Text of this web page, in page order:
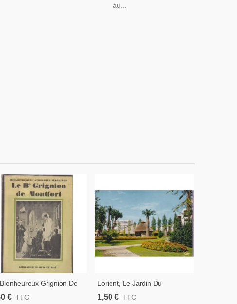
au...
Grignion De
1929, Prêtre Gouin -
€ TTC
Lorient, Le Jardin Du
Faouëdic - Carte Postale
1,50 € TTC